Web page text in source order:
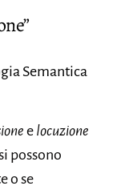
Semantica
e locuzione
possono
o se